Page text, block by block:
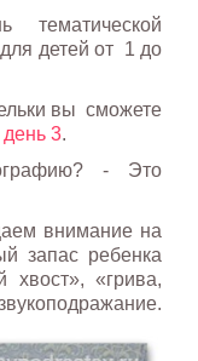
детей от 1 до
вы сможете
день 3.
- Это
внимание на
запас ребенка
«грива,